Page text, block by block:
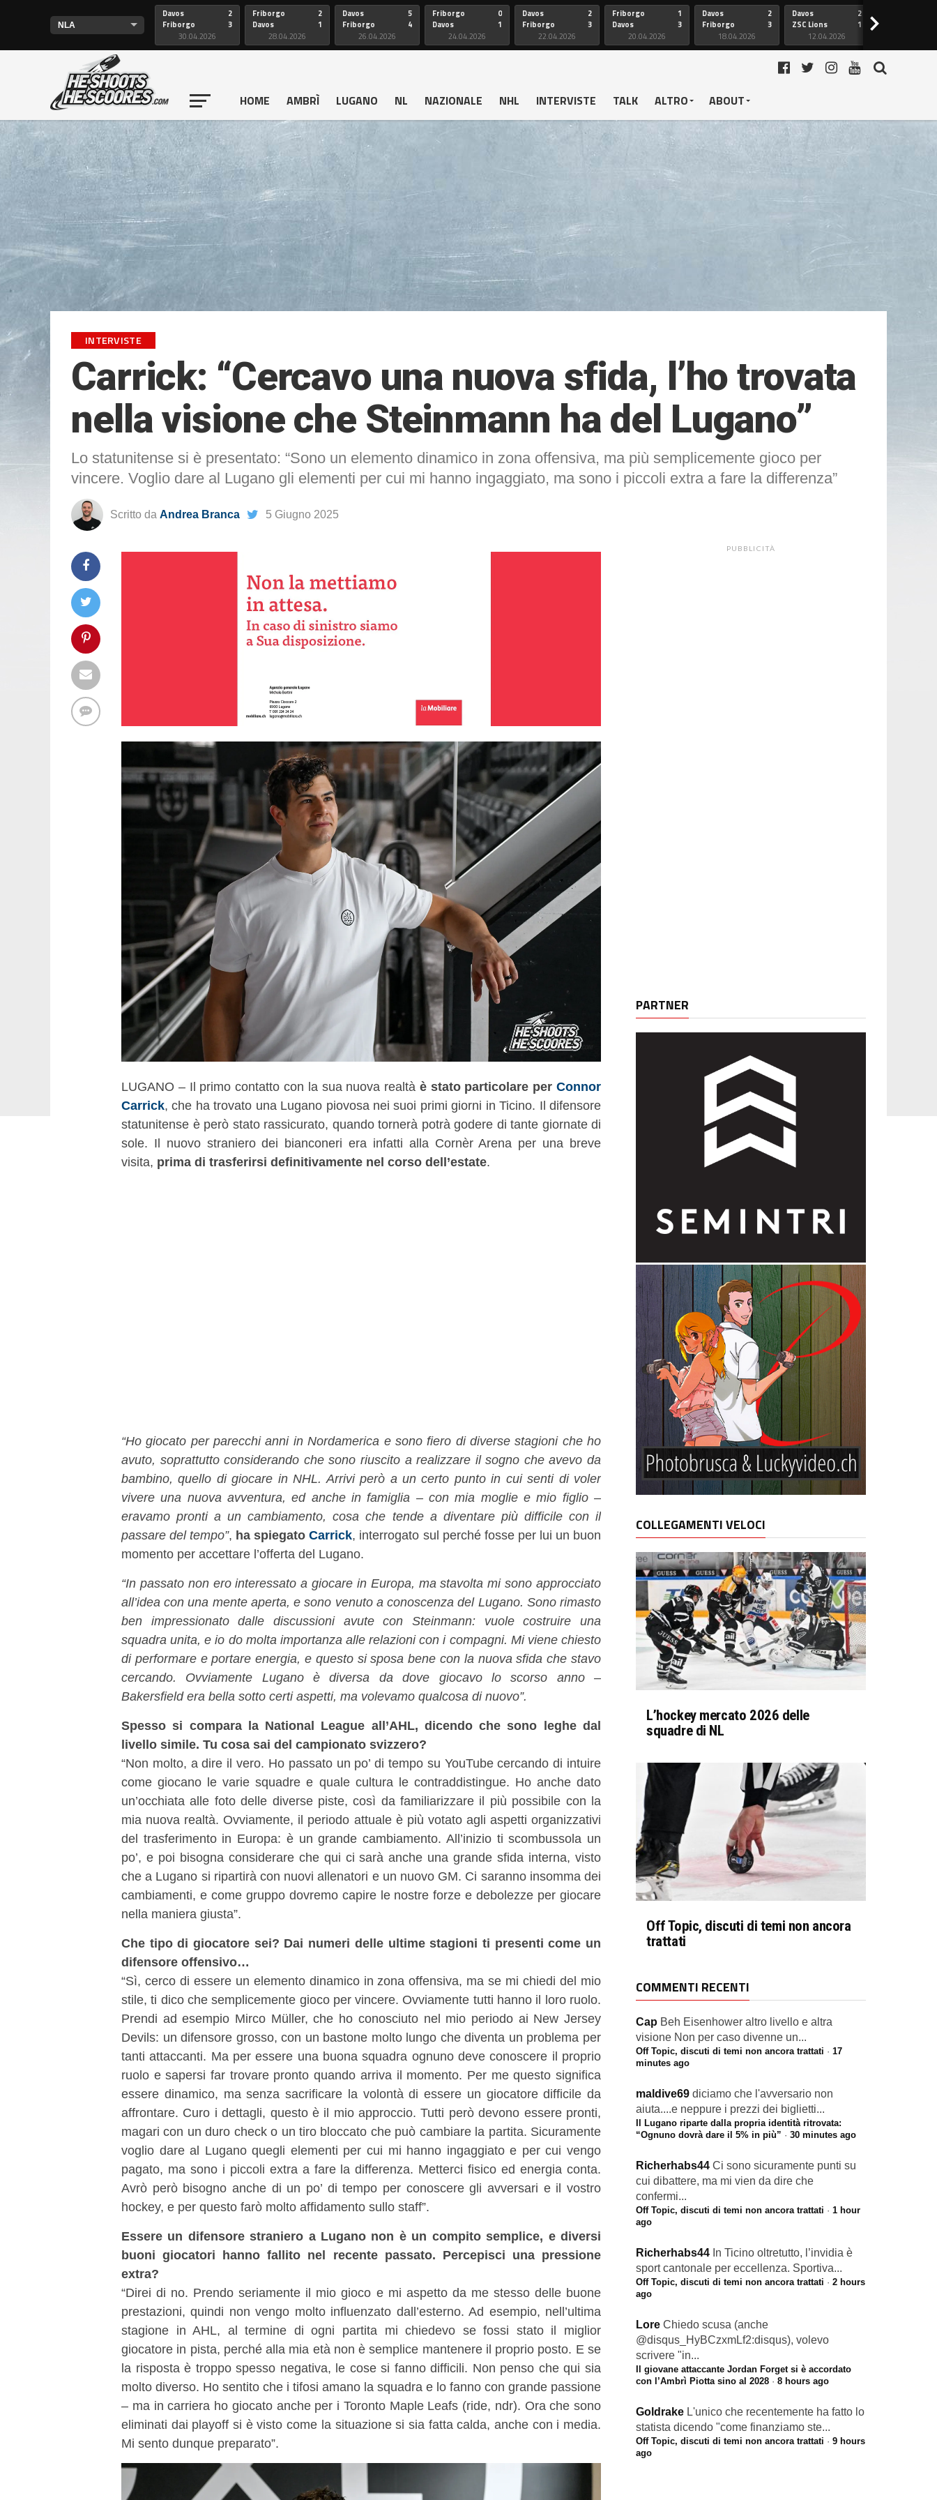
Davos
Friborgo
2
3
30.04.2026
Friborgo
Davos
2
1
28.04.2026
Davos
Friborgo
5
4
26.04.2026
Friborgo
Davos
0
1
24.04.2026
Davos
Friborgo
2
3
22.04.2026
Friborgo
Davos
1
3
20.04.2026
Davos
Friborgo
2
3
18.04.2026
Davos
ZSC Lions
2
1
12.04.2026
>
HOME AMBRÌ LUGANO NL NAZIONALE NHL INTERVISTE TALK ALTRO ABOUT
INTERVISTE
Carrick: “Cercavo una nuova sfida, l’ho trovata
nella visione che Steinmann ha del Lugano”
Lo statunitense si è presentato: “Sono un elemento dinamico in zona offensiva, ma più semplicemente gioco per
vincere. Voglio dare al Lugano gli elementi per cui mi hanno ingaggiato, ma sono i piccoli extra a fare la differenza”
Scritto da Andrea Branca 5 Giugno 2025
LUGANO – Il primo contatto con la sua nuova realtà è stato particolare perConnor
Carrick, che ha trovato una Lugano piovosa nei suoi primi giorni in Ticino. Il difensore
statunitense è però stato rassicurato, quando tornerà potrà godere di tante giornate di
sole. Il nuovo straniero dei bianconeri era infatti alla Cornèr Arena per una breve
visita, prima di trasferirsi definitivamente nel corso dell’estate.
“Ho giocato per parecchi anni in Nordamerica e sono fiero di diverse stagioni che ho
avuto, soprattutto considerando che sono riuscito a realizzare il sogno che avevo da
bambino, quello di giocare in NHL. Arrivi però a un certo punto in cui senti di voler
vivere una nuova avventura, ed anche in famiglia – con mia moglie e mio figlio –
eravamo pronti a un cambiamento, cosa che tende a diventare più difficile con il
passare del tempo”, ha spiegatoCarrick, interrogato sul perché fosse per lui un buon
momento per accettare l’offerta del Lugano.
“In passato non ero interessato a giocare in Europa, ma stavolta mi sono approcciato
all’idea con una mente aperta, e sono venuto a conoscenza del Lugano. Sono rimasto
ben impressionato dalle discussioni avute con Steinmann: vuole costruire una
squadra unita, e io do molta importanza alle relazioni con i compagni. Mi viene chiesto
di performare e portare energia, e questo si sposa bene con la nuova sfida che stavo
cercando. Ovviamente Lugano è diversa da dove giocavo lo scorso anno –
Bakersfield era bella sotto certi aspetti, ma volevamo qualcosa di nuovo”.
Spesso si compara la National League all’AHL, dicendo che sono leghe dal
livello simile. Tu cosa sai del campionato svizzero?
“Non molto, a dire il vero. Ho passato un po’ di tempo su YouTube cercando di intuire
come giocano le varie squadre e quale cultura le contraddistingue. Ho anche dato
un’occhiata alle foto delle diverse piste, così da familiarizzare il più possibile con la
mia nuova realtà. Ovviamente, il periodo attuale è più votato agli aspetti organizzativi
del trasferimento in Europa: è un grande cambiamento. All’inizio ti scombussola un
po’, e poi bisogna considerare che qui ci sarà anche una grande sfida interna, visto
che a Lugano si ripartirà con nuovi allenatori e un nuovo GM. Ci saranno insomma dei
cambiamenti, e come gruppo dovremo capire le nostre forze e debolezze per giocare
nella maniera giusta”.
Che tipo di giocatore sei? Dai numeri delle ultime stagioni ti presenti come un
difensore offensivo…
“Sì, cerco di essere un elemento dinamico in zona offensiva, ma se mi chiedi del mio
stile, ti dico che semplicemente gioco per vincere. Ovviamente tutti hanno il loro ruolo.
Prendi ad esempio Mirco Müller, che ho conosciuto nel mio periodo ai New Jersey
Devils: un difensore grosso, con un bastone molto lungo che diventa un problema per
tanti attaccanti. Ma per essere una buona squadra ognuno deve conoscere il proprio
ruolo e sapersi far trovare pronto quando arriva il momento. Per me questo significa
essere dinamico, ma senza sacrificare la volontà di essere un giocatore difficile da
affrontare. Curo i dettagli, questo è il mio approccio. Tutti però devono essere pronti,
magari con un duro check o un tiro bloccato che può cambiare la partita. Sicuramente
voglio dare al Lugano quegli elementi per cui mi hanno ingaggiato e per cui vengo
pagato, ma sono i piccoli extra a fare la differenza. Metterci fisico ed energia conta.
Avrò però bisogno anche di un po’ di tempo per conoscere gli avversari e il vostro
hockey, e per questo farò molto affidamento sullo staff”.
Essere un difensore straniero a Lugano non è un compito semplice, e diversi
buoni giocatori hanno fallito nel recente passato. Percepisci una pressione
extra?
“Direi di no. Prendo seriamente il mio gioco e mi aspetto da me stesso delle buone
prestazioni, quindi non vengo molto influenzato dall’esterno. Ad esempio, nell’ultima
stagione in AHL, al termine di ogni partita mi chiedevo se fossi stato il miglior
giocatore in pista, perché alla mia età non è semplice mantenere il proprio posto. E se
la risposta è troppo spesso negativa, le cose si fanno difficili. Non penso che qui sia
molto diverso. Ho sentito che i tifosi amano la squadra e lo fanno con grande passione
– ma in carriera ho giocato anche per i Toronto Maple Leafs (ride, ndr). Ora che sono
eliminati dai playoff si è visto come la situazione si sia fatta calda, anche con i media.
Mi sento dunque preparato”.
PUBBLICITÀ
PARTNER
COLLEGAMENTI VELOCI
L’hockey mercato 2026 delle
squadre di NL
Off Topic, discuti di temi non ancora
trattati
COMMENTI RECENTI
Cap Beh Eisenhower altro livello e altra
visione Non per caso divenne un...
Off Topic, discuti di temi non ancora trattati · 17
minutes ago
maldive69 diciamo che l'avversario non
aiuta....e neppure i prezzi dei biglietti...
Il Lugano riparte dalla propria identità ritrovata:
“Ognuno dovrà dare il 5% in più” · 30 minutes ago
Richerhabs44 Ci sono sicuramente punti su
cui dibattere, ma mi vien da dire che
confermi...
Off Topic, discuti di temi non ancora trattati · 1 hour
ago
Richerhabs44 In Ticino oltretutto, l’invidia è
sport cantonale per eccellenza. Sportiva...
Off Topic, discuti di temi non ancora trattati · 2 hours
ago
Lore Chiedo scusa (anche
@disqus_HyBCzxmLf2:disqus), volevo
scrivere "in...
Il giovane attaccante Jordan Forget si è accordato
con l’Ambrì Piotta sino al 2028 · 8 hours ago
Goldrake L'unico che recentemente ha fatto lo
statista dicendo "come finanziamo ste...
Off Topic, discuti di temi non ancora trattati · 9 hours
ago